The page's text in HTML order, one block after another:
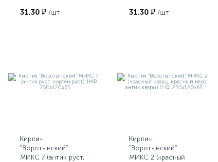
250х120х65
31.30 ₽ /шт
250х120х65
31.30 ₽ /шт
Кирпич
"Воротынский"
МИКС 7 (антик руст,
Кирпич
"Воротынский"
МИКС 2 (красный